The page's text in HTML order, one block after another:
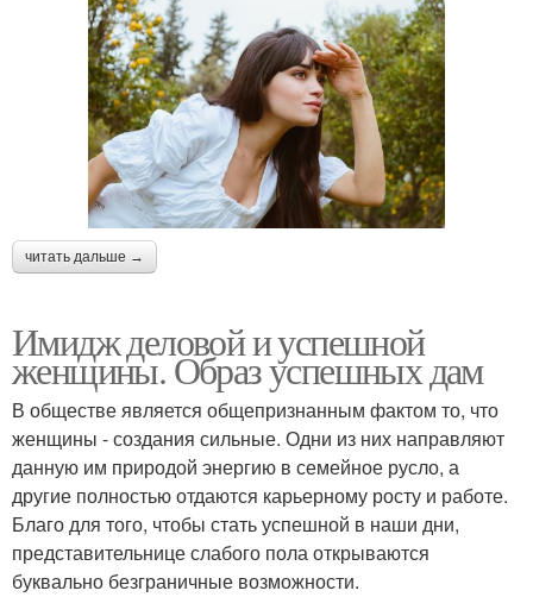
читать дальше →
Имидж деловой и успешной
женщины. Образ успешных дам
В обществе является общепризнанным фактом то, что
женщины - создания сильные. Одни из них направляют
данную им природой энергию в семейное русло, а
другие полностью отдаются карьерному росту и работе.
Благо для того, чтобы стать успешной в наши дни,
представительнице слабого пола открываются
буквально безграничные возможности.